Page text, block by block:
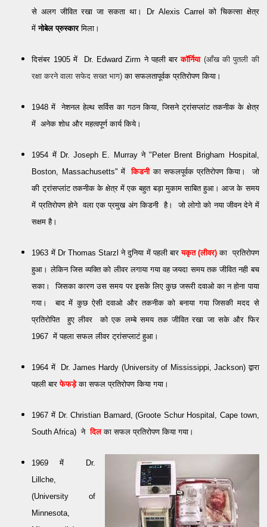
से अलग जीवित रखा जा सकता था। Dr Alexis Carrel को चिकत्सा क्षेत्र
मेंनोबेल प्रुस्कारमिला।
दिसंबर 1905 में Dr. Edward Zirm ने पहली बारकॉर्निया (आँख की पुतली की
रक्षा करने वाला सफेद सख्त भाग)का सफलतापूर्वक प्रतिरोपण किया।
1948 में नेशनल हेल्थ सर्विस का गठन किया, जिसने ट्रांसप्लांट तकनीक के क्षेत्र
में अनेक शोध और महत्वपूर्णकार्य किये।
1954 मेंDr. Joseph E. Murray ने "Peter Brent Brigham Hospital,
Boston, Massachusetts" में
किडनी का सफलपूर्वक प्रतिरोपण किया। जो
की ट्रांसप्लांट तकनीक के क्षेत्र में एक बहुत बड़ा मुकाम साबित हुआ। आज के समय
में प्रतिरोपण होने वला एक प्रमुख अंग किडनी है। जो लोगो को नया जीवन देने में
सक्षम है।
1963 में Dr ThomasStarzl नेदुनिया में पहली बारयकृत (लीवर) का प्रतिरोपण
हुआ। लेकिन जिस व्यक्ति को लीवर लगाया गया वह जयदा समय तक जीवित नही बच
सका। जिसका कारण उस समय पर इसके लिए कुछ जरूरी दवाओ का न होना पाया
गया। बाद में कुछ ऐसी दवाओ और तकनीक को बनाया गया जिसकी मदद से
प्रतिरोपित हुए लीवर को एक लम्बे समय तक जीवित रखा जा सके और फिर
1967 में पहला सफल लीवर ट्रांसप्लाटं हुआ।
1964 में Dr. James Hardy (University of Mississippi, Jackson) द्वारा
पहली बारफेफड़ेका सफल प्रतिरोपण किया गया।
1967 में Dr. Christian Barnard, (Groote Schur Hospital, Cape town,
South Africa) ने दिलका सफल प्रतिरोपण किया गया।
1969 में Dr.
Lillche,
(University of
Minnesota,